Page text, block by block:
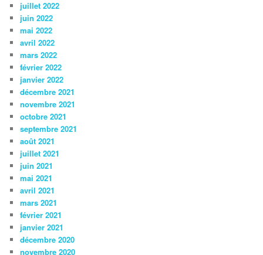
juillet 2022
juin 2022
mai 2022
avril 2022
mars 2022
février 2022
janvier 2022
décembre 2021
novembre 2021
octobre 2021
septembre 2021
août 2021
juillet 2021
juin 2021
mai 2021
avril 2021
mars 2021
février 2021
janvier 2021
décembre 2020
novembre 2020